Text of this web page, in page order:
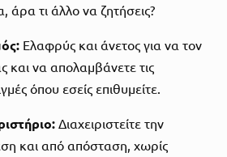
άρα τι άλλο να ζητήσεις?
Ελαφρύς και άνετος για να τον
και να απολαμβάνετε τις
όπου εσείς επιθυμείτε.
Διαχειριστείτε την
και από απόσταση, χωρίς